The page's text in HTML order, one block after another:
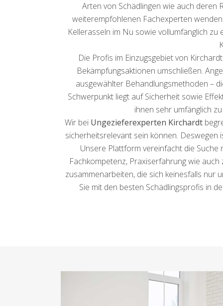
Arten von Schädlingen wie auch deren
weiterempfohlenen Fachexperten
Kellerasseln im Nu sowie vollumfänglich
Die Profis im Einzugsgebiet von
Bekämpfungsaktionen umschließen.
ausgewählter Behandlungsmethoden –
Schwerpunkt liegt auf Sicherheit sowie
ihnen sehr umfänglich
Wir bei Ungezieferexperten Kirchardt
sicherheitsrelevant sein können.
Unsere Plattform vereinfacht die
Fachkompetenz, Praxiserfahrung wie
zusammenarbeiten, die sich keinesfalls nur
Sie mit den besten Schädlingsprofis in